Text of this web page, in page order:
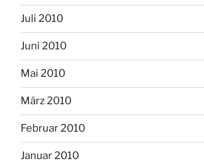
Juli 2010
Juni 2010
Mai 2010
März 2010
Februar 2010
Januar 2010